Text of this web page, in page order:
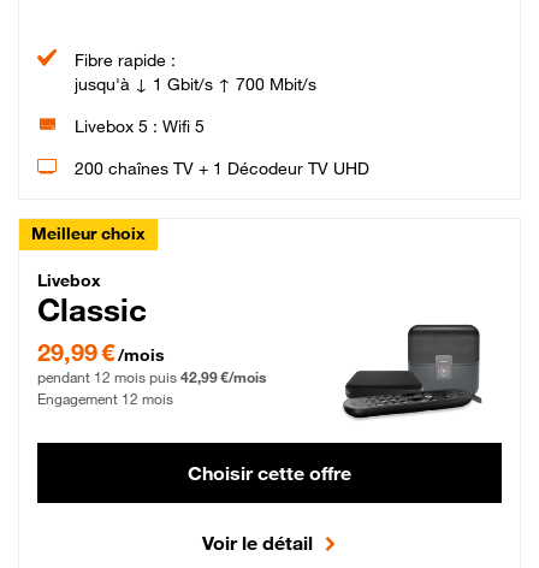
Fibre rapide :
jusqu'à ↓ 1 Gbit/s ↑ 700 Mbit/s
Livebox 5 : Wifi 5
200 chaînes TV + 1 Décodeur TV UHD
Meilleur choix
Livebox Classic Fibre
Livebox
Classic
29,99 € par mois pendant 12 mois puis 42,99 € par mois, Engagement 12 mois
29,99 €/mois
pendant 12 mois puis 42,99 €/mois
Engagement 12 mois
Choisir cette offre
Voir le détail